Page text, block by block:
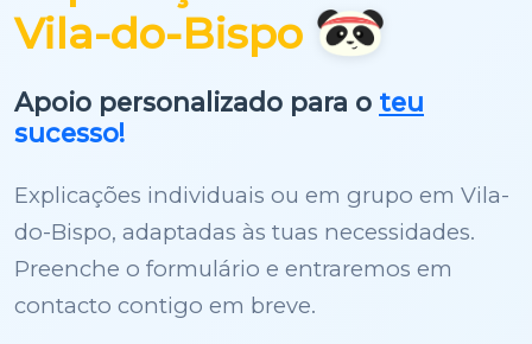
Vila-do-Bispo
Apoio personalizado para o teu
sucesso!
Explicações individuais ou em grupo em Vila-
do-Bispo, adaptadas às tuas necessidades.
Preenche o formulário e entraremos em
contacto contigo em breve.